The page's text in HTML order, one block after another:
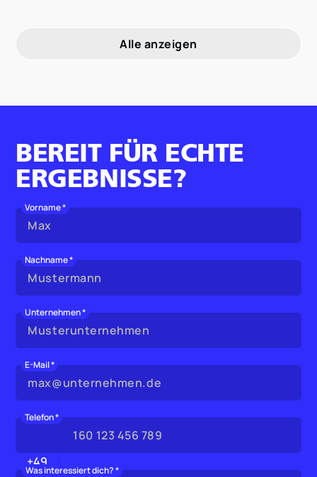
Alle anzeigen
BEREIT FÜR ECHTE
ERGEBNISSE?
Vorname *
Nachname *
Unternehmen *
E-Mail *
Telefon *
+49
Was interessiert dich? *